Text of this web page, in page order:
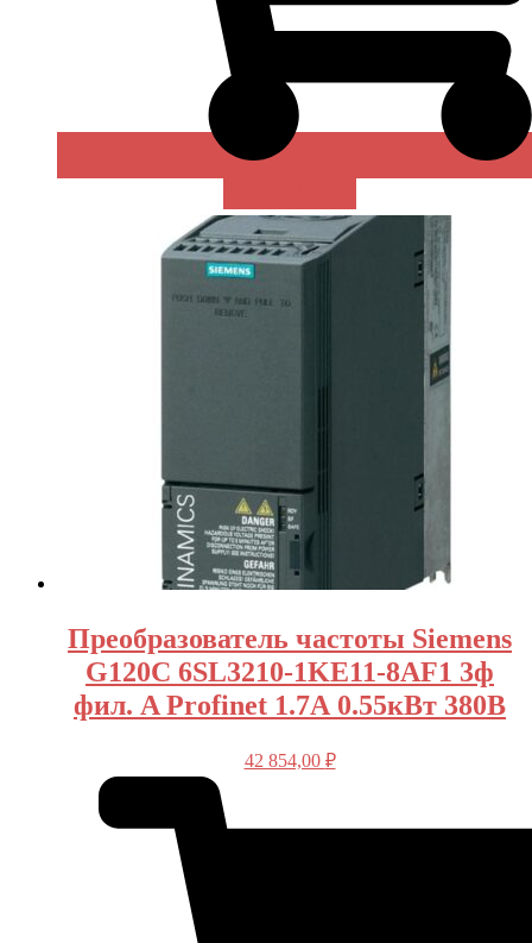
Преобразователь частоты Siemens
G120C 6SL3210-1KE11-8AF1 3ф
фил. A Profinet 1.7А 0.55кВт 380В
42 854,00 ₽